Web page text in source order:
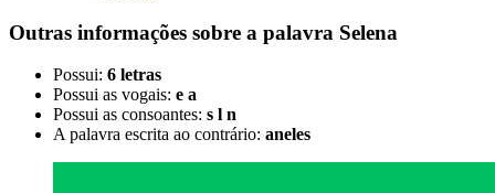
Outras informações sobre a palavra Selena
Possui: 6 letras
Possui as vogais: e a
Possui as consoantes: s l n
A palavra escrita ao contrário: aneles